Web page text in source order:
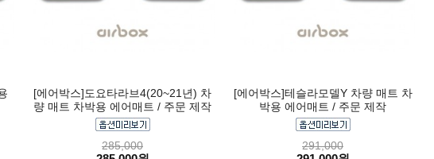
[에어박스]도요타라브4(20~21년) 차
량 매트 차박용 에어매트 / 주문 제작
285,000
[에어박스]테슬라모델Y 차량 매트 차
박용 에어매트 / 주문 제작
291,000